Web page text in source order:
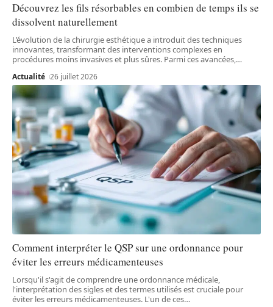
Découvrez les fils résorbables en combien de temps ils se
dissolvent naturellement
L’évolution de la chirurgie esthétique a introduit des techniques
innovantes, transformant des interventions complexes en
procédures moins invasives et plus sûres. Parmi ces avancées,…
Actualité 26 juillet 2026
Comment interpréter le QSP sur une ordonnance pour
éviter les erreurs médicamenteuses
Lorsqu'il s'agit de comprendre une ordonnance médicale,
l'interprétation des sigles et des termes utilisés est cruciale pour
éviter les erreurs médicamenteuses. L'un de ces…